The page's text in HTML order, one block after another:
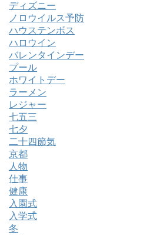
ディズニー
ノロウイルス予防
ハウステンボス
ハロウイン
バレンタインデー
プール
ホワイトデー
ラーメン
レジャー
七五三
七夕
二十四節気
京都
人物
仕事
健康
入園式
入学式
冬